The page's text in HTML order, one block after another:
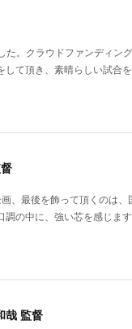
。クラウドファンディン
て頂き、素晴らしい試合
、最後を飾って頂くのは
の中に、強い芯を感じま
哉 監督